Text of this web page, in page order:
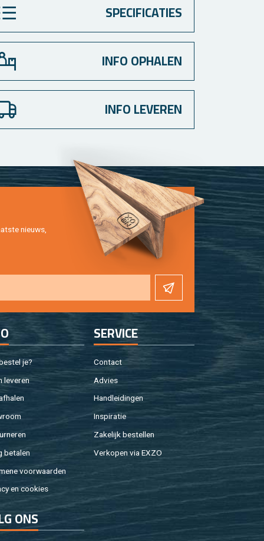
SPECIFICATIES
INFO OPHALEN
INFO LEVEREN
nieuws,
je?
le­ve­ren
be­ta­len
voor­waar­den
en coo­kies
SER­VI­CE
Con­tact
Ad­vies
Hand­lei­din­gen
In­spi­ra­tie
Za­ke­lijk be­stel­len
Ver­ko­pen via EXZO
ONS